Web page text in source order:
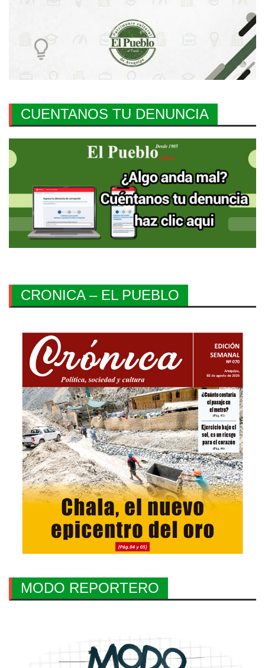
CUENTANOS TU DENUNCIA
CRONICA – EL PUEBLO
MODO REPORTERO